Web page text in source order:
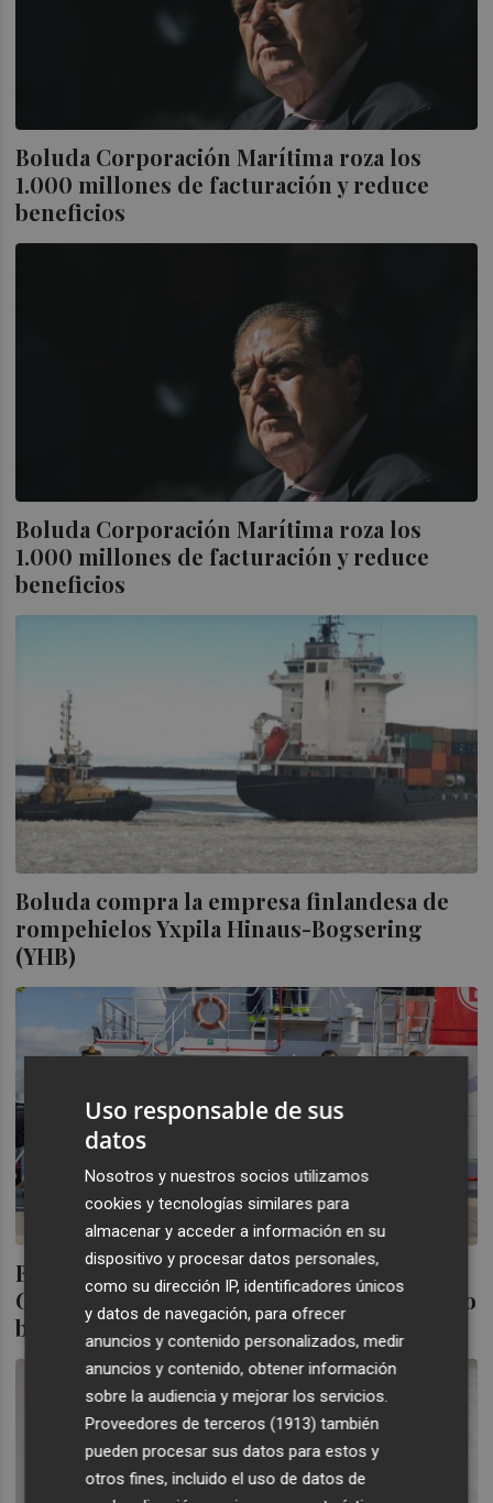
Boluda Corporación Marítima roza los
1.000 millones de facturación y reduce
beneficios
Boluda Corporación Marítima roza los
1.000 millones de facturación y reduce
beneficios
Boluda compra la empresa finlandesa de
rompehielos Yxpila Hinaus-Bogsering
(YHB)
Boluda refuerza su flota en el puerto de
Gibraltar con la incorporación de un nuevo
barco
Uso responsable de sus
datos
Nosotros y nuestros socios utilizamos
cookies y tecnologías similares para
almacenar y acceder a información en su
dispositivo y procesar datos personales,
como su dirección IP, identificadores únicos
y datos de navegación, para ofrecer
anuncios y contenido personalizados, medir
anuncios y contenido, obtener información
sobre la audiencia y mejorar los servicios.
Proveedores de terceros (1913) también
pueden procesar sus datos para estos y
otros fines, incluido el uso de datos de